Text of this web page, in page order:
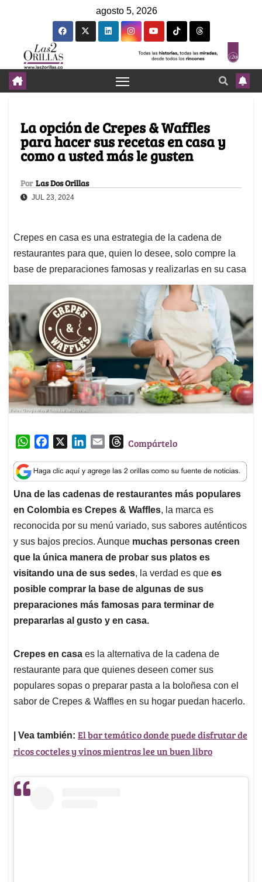
agosto 5, 2026
La opción de Crepes & Waffles
para hacer sus recetas en casa y
como a usted más le gusten
Por Las Dos Orillas
JUL 23, 2024
Crepes en casa es una estrategia de la cadena de
restaurantes para que, quien lo desee, solo compre la
base de preparaciones famosas y realizarlas en su casa
W
a
t
s
A
p
p
c
e
b
o
o
k
n
k
e
d
I
n
a
i
l
T
r
e
a
d
s
Compártelo
Una de las cadenas de restaurantes más populares
en Colombia es Crepes & Waffles, la marca es
reconocida por su menú variado, sus sabores auténticos
y sus bajos precios. Aunque muchas personas creen
que la única manera de probar sus platos es
visitando una de sus sedes, la verdad es que es
posible comprar la base de algunas de sus
preparaciones más famosas para terminar de
prepararlas al gusto y en casa.
Crepes en casa es la alternativa de la cadena de
restaurante para que quienes deseen comer sus
populares sopas o preparar pasta a la boloñesa con el
sabor de Crepes & Waffles en su hogar puedan hacerlo.
| Vea también: El bar temático donde puede disfrutar de
ricos cocteles y vinos mientras lee un buen libro